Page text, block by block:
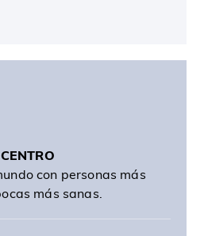
con personas más
más sanas.